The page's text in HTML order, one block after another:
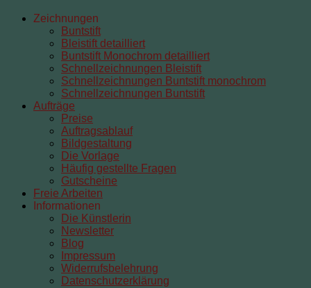
Zeichnungen
Buntstift
Bleistift detailliert
Buntstift Monochrom detailliert
Schnellzeichnungen Bleistift
Schnellzeichnungen Buntstift monochrom
Schnellzeichnungen Buntstift
Aufträge
Preise
Auftragsablauf
Bildgestaltung
Die Vorlage
Häufig gestellte Fragen
Gutscheine
Freie Arbeiten
Informationen
Die Künstlerin
Newsletter
Blog
Impressum
Widerrufsbelehrung
Datenschutzerklärung